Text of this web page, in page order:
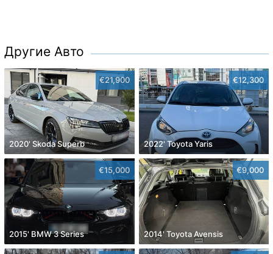
Другие Авто
€21,900
2020' Skoda Superb
€12,300
2022' Toyota Yaris
€15,000
2015' BMW 3 Series
€9,000
2014' Toyota Avensis